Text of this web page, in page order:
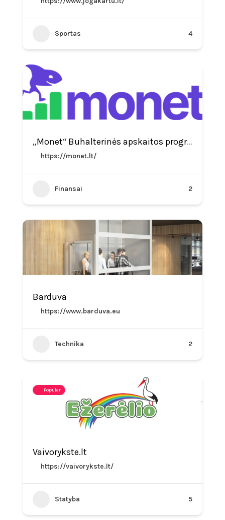
Sportas 4
„Monet“ Buhalterinės apskaitos programa
https://monet.lt/
Finansai 2
Barduva
https://www.barduva.eu
Technika 2
Popular
Vaivorykste.lt
https://vaivorykste.lt/
Statyba 5